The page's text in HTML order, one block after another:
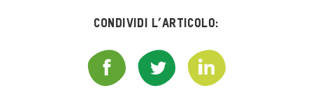
Condividi l’articolo: